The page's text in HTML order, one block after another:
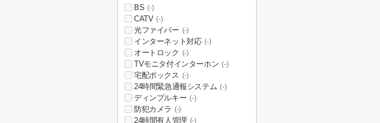
BS (-)
CATV (-)
光ファイバー (-)
インターネット対応 (-)
オートロック (-)
TVモニタ付インターホン (-)
宅配ボックス (-)
24時間緊急通報システム (-)
ディンプルキー (-)
防犯カメラ (-)
24時間有人管理 (-)